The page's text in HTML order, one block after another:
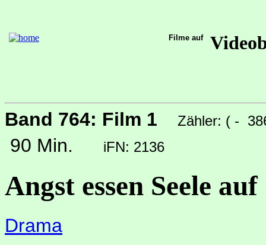
Filme auf
Band 764: Film 1 Zähler: ( -
90 Min. iFN: 2136
Angst essen Seele auf
Drama